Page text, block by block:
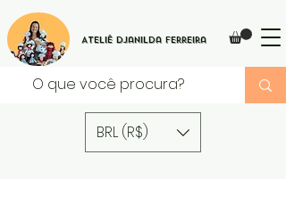
Ateliê Djanilda Ferreira
BRL (R$)